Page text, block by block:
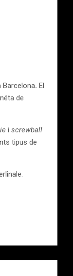
Barcelona. El
de
i screwball
tipus de